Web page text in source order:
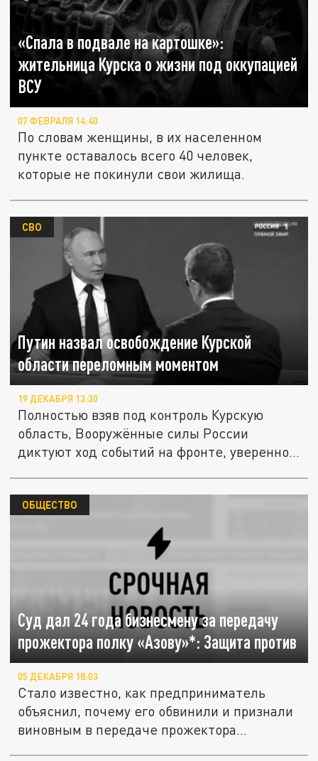
«Спала в подвале на картошке»:
жительница Курска о жизни под оккупацией
ВСУ
07 ФЕВРАЛЯ 14:40
По словам женщины, в их населенном
пункте оставалось всего 40 человек,
которые не покинули свои жилища.
Путин назвал освобождение Курской
области переломным моментом
СВО
19 ДЕКАБРЯ 13:30
Полностью взяв под контроль Курскую
область, Вооружённые силы России
диктуют ход событий на фронте, уверенно...
Суд дал 24 года бизнесмену за передачу
прожектора полку «Азову»*: Защита против
ОБЩЕСТВО
05 ДЕКАБРЯ 18:03
Стало известно, как предприниматель
объяснил, почему его обвинили и признали
виновным в передаче прожектора...